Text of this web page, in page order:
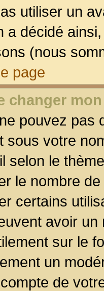
utiliser un
a décidé
(nous
page
changer
pouvez pas
sous votre
selon le
le nombre
certains
avoir
sur le
un
de